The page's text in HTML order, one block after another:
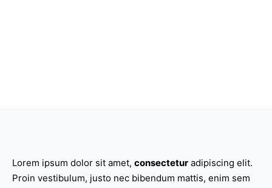
Lorem ipsum dolor sit amet, consectetur adipiscing elit.
Proin vestibulum, justo nec bibendum mattis, enim sem